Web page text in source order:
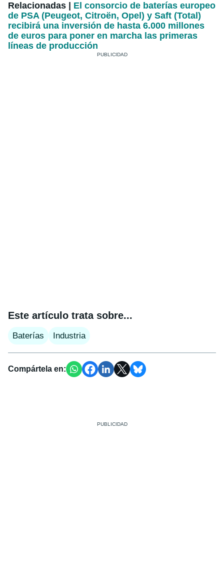
Relacionadas | El consorcio de baterías europeo
de PSA (Peugeot, Citroën, Opel) y Saft (Total)
recibirá una inversión de hasta 6.000 millones
de euros para poner en marcha las primeras
líneas de producción
Este artículo trata sobre...
Baterías Industria
Compártela en: